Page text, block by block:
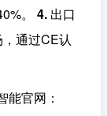
。 4. 出口
通过CE认
能官网：